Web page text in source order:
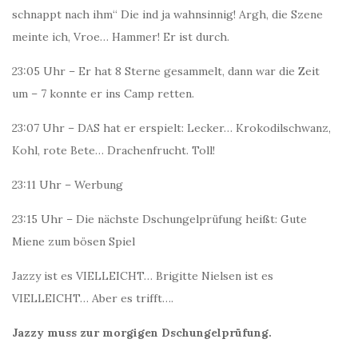
schnappt nach ihm“ Die ind ja wahnsinnig! Argh, die Szene
meinte ich, Vroe… Hammer! Er ist durch.
23:05 Uhr – Er hat 8 Sterne gesammelt, dann war die Zeit
um – 7 konnte er ins Camp retten.
23:07 Uhr – DAS hat er erspielt: Lecker… Krokodilschwanz,
Kohl, rote Bete… Drachenfrucht. Toll!
23:11 Uhr – Werbung
23:15 Uhr – Die nächste Dschungelprüfung heißt: Gute
Miene zum bösen Spiel
Jazzy ist es VIELLEICHT… Brigitte Nielsen ist es
VIELLEICHT… Aber es trifft….
Jazzy muss zur morgigen Dschungelprüfung.